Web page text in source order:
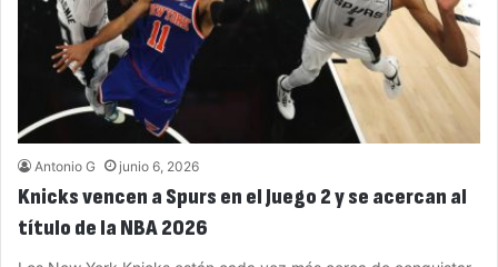
Antonio G junio 6, 2026
Knicks vencen a Spurs en el Juego 2 y se acercan al
título de la NBA 2026